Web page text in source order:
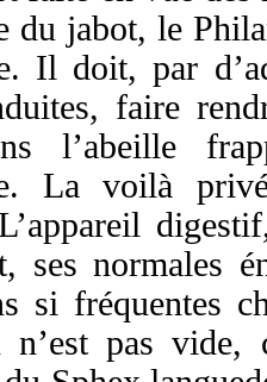
du jabot, le
. Il doit, par d’
, faire
l’abeille
. La voilà
appareil digestif
sesnormales
si fréquentes
n’est pasvide,